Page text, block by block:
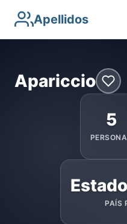
Apellidos
Apariccio
5
PAÍS